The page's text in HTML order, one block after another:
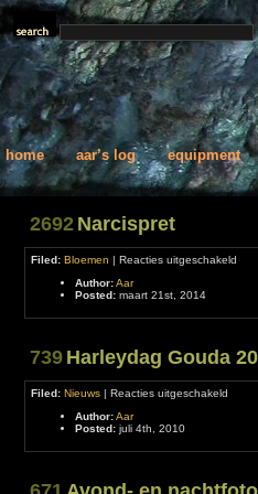
home aar’s log equipment
2692 Narcispret
Filed: Bloemen | Reacties uitgeschakeldvoor
Author: Aar
Posted:maart 21st, 2014
739 Harleydag Gouda
Filed: Nieuws| Reacties uitgeschakeldvoor
Author: Aar
Posted:juli 4th, 2010